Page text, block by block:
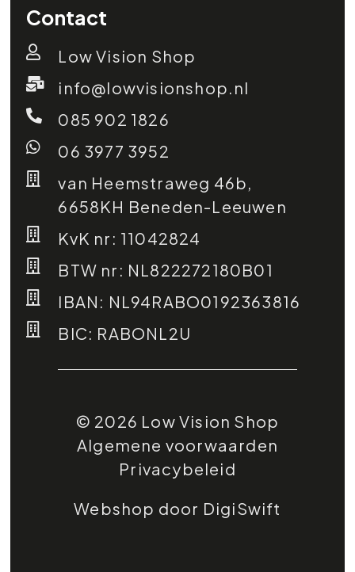
Contact
Low Vision Shop
info@lowvisionshop.nl
085 902 1826
06 3977 3952
van Heemstraweg 46b,
6658KH Beneden-Leeuwen
KvK nr: 11042824
BTW nr: NL822272180B01
IBAN: NL94RABO0192363816
BIC: RABONL2U
© 2026 Low Vision Shop
Algemene voorwaarden
Privacybeleid
Webshop door DigiSwift